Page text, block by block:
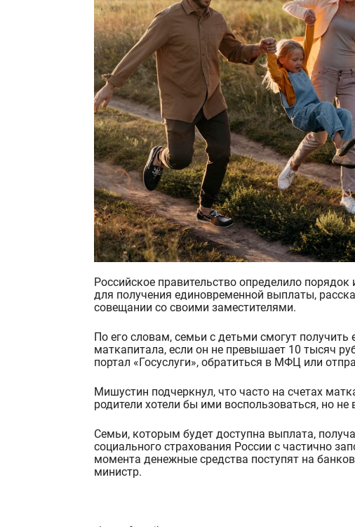
Российское правительство определило порядок использования оставшихся средств маткапитала
для получения единовременной выплаты,
совещании со своими заместителями.
По его словам, семьи с детьми смогут получить
маткапитала, если он не превышает 10 тысяч
портал «Госуслуги», обратиться в МФЦ или
Мишустин подчеркнул, что часто на счетах
родители хотели бы ими воспользоваться, но
Семьи, которым будет доступна выплата,
социального страхования России с частично
момента денежные средства поступят на
министр.